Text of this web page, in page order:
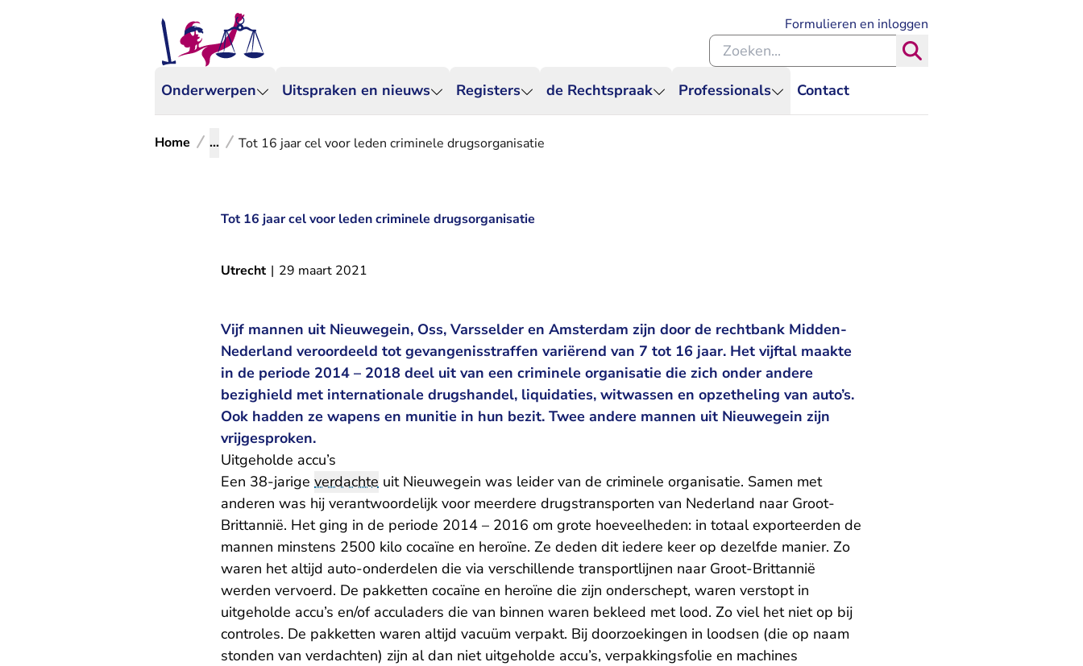
Onderwerpen Uitspraken en nieuws Registers de Rechtspraak Professionals Contact
Formulieren en inloggen
Zoeken binnen de Rechtspraak
Home ... Tot 16 jaar cel voor leden criminele drugsorganisatie
Tot 16 jaar cel voor leden criminele drugsorganisatie
Utrecht | 29 maart 2021
Vijf mannen uit Nieuwegein, Oss, Varsselder en Amsterdam zijn door de rechtbank Midden-
Nederland veroordeeld tot gevangenisstraffen variërend van 7 tot 16 jaar. Het vijftal maakte
in de periode 2014 – 2018 deel uit van een criminele organisatie die zich onder andere
bezighield met internationale drugshandel, liquidaties, witwassen en opzetheling van auto’s.
Ook hadden ze wapens en munitie in hun bezit. Twee andere mannen uit Nieuwegein zijn
vrijgesproken.
Uitgeholde accu’s
Een 38-jarige verdachte uit Nieuwegein was leider van de criminele organisatie. Samen met
anderen was hij verantwoordelijk voor meerdere drugstransporten van Nederland naar Groot-
Brittannië. Het ging in de periode 2014 – 2016 om grote hoeveelheden: in totaal exporteerden de
mannen minstens 2500 kilo cocaïne en heroïne. Ze deden dit iedere keer op dezelfde manier. Zo
waren het altijd auto-onderdelen die via verschillende transportlijnen naar Groot-Brittannië
werden vervoerd. De pakketten cocaïne en heroïne die zijn onderschept, waren verstopt in
uitgeholde accu’s en/of acculaders die van binnen waren bekleed met lood. Zo viel het niet op bij
controles. De pakketten waren altijd vacuüm verpakt. Bij doorzoekingen in loodsen (die op naam
stonden van verdachten) zijn al dan niet uitgeholde accu’s, verpakkingsfolie en machines